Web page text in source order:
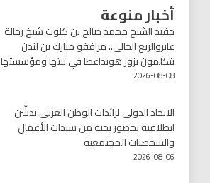
أخبار منوعة
حفيد الشيخ محمد صالح بن كلوت شيخ رحالة
عابروالربع الخالى.. مرافقو مبارك بن لندن
يتكلمون يزور هويداعطا في بيتها ومؤسستها
2026-08-08
الاتحاد الدولي لرائدات الوطن العربي يدشّن
انطلاقته بحضور نخبة من سيدات الأعمال
والشخصيات المجتمعية
2026-08-06